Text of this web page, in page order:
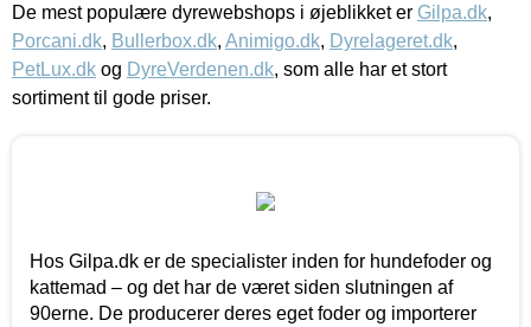
De mest populære dyrewebshops i øjeblikket er Gilpa.dk,
Porcani.dk, Bullerbox.dk, Animigo.dk, Dyrelageret.dk,
PetLux.dk og DyreVerdenen.dk, som alle har et stort
sortiment til gode priser.
Hos Gilpa.dk er de specialister inden for hundefoder og
kattemad – og det har de været siden slutningen af
90erne. De producerer deres eget foder og importerer